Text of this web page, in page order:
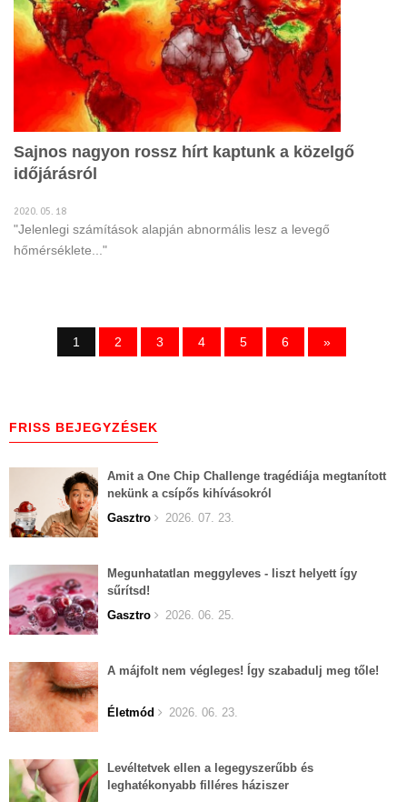
Sajnos nagyon rossz hírt kaptunk a közelgő
időjárásról
2020. 05. 18
"Jelenlegi számítások alapján abnormális lesz a levegő
hőmérséklete..."
1 2 3 4 5 6 »
FRISS BEJEGYZÉSEK
Amit a One Chip Challenge tragédiája megtanított
nekünk a csípős kihívásokról
Gasztro
2026. 07. 23.
Megunhatatlan meggyleves - liszt helyett így
sűrítsd!
Gasztro
2026. 06. 25.
A májfolt nem végleges! Így szabadulj meg tőle!
Életmód 2026. 06. 23.
Levéltetvek ellen a legegyszerűbb és
leghatékonyabb filléres háziszer